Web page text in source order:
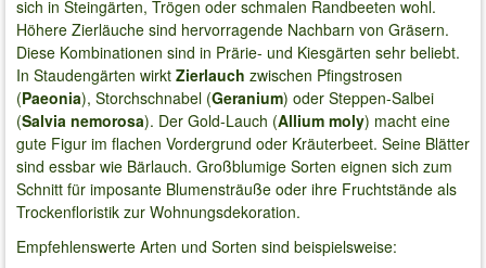
sich in Steingärten, Trögen oder schmalen Randbeeten wohl.
Höhere Zierläuche sind hervorragende Nachbarn von Gräsern.
Diese Kombinationen sind in Prärie- und Kiesgärten sehr beliebt.
In Staudengärten wirkt Zierlauch zwischen Pfingstrosen
(Paeonia), Storchschnabel (Geranium) oder Steppen-Salbei
(Salvia nemorosa). Der Gold-Lauch (Allium moly) macht eine
gute Figur im flachen Vordergrund oder Kräuterbeet. Seine Blätter
sind essbar wie Bärlauch. Großblumige Sorten eignen sich zum
Schnitt für imposante Blumensträuße oder ihre Fruchtstände als
Trockenfloristik zur Wohnungsdekoration.
Empfehlenswerte Arten und Sorten sind beispielsweise: